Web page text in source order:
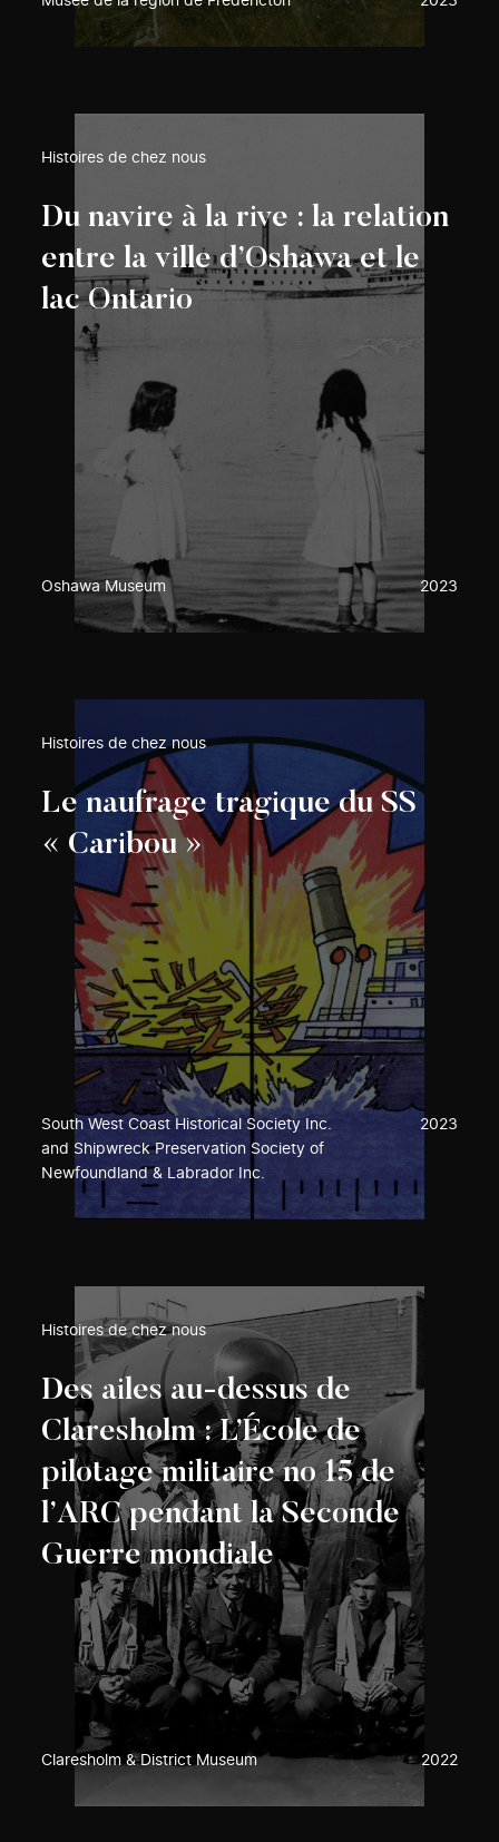
Histoires de chez nous
Du navire à la rive : la relation
entre la ville d’Oshawa et le
lac Ontario
Oshawa Museum 2023
Histoires de chez nous
Le naufrage tragique du SS
« Caribou »
South West Coast Historical Society Inc.
and Shipwreck Preservation Society of
Newfoundland & Labrador Inc.
2023
Histoires de chez nous
Des ailes au-dessus de
Claresholm : L’École de
pilotage militaire no 15 de
l’ARC pendant la Seconde
Guerre mondiale
Claresholm & District Museum 2022